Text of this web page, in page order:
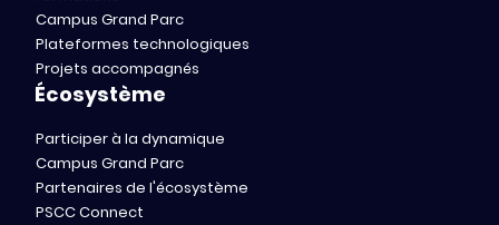
Campus Grand Parc
Plateformes technologiques
Projets accompagnés
Écosystème
Participer à la dynamique
Campus Grand Parc
Partenaires de l'écosystème
PSCC Connect